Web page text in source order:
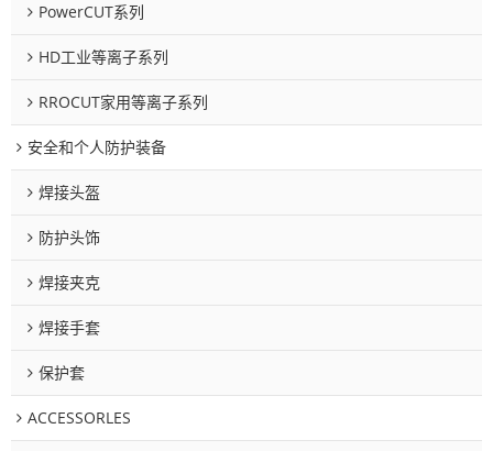
PowerCUT系列
HD工业等离子系列
RROCUT家用等离子系列
安全和个人防护装备
焊接头盔
防护头饰
焊接夹克
焊接手套
保护套
ACCESSORLES